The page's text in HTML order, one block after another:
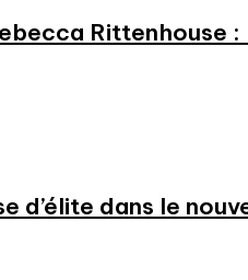
Rittenhouse
d’élite dans le